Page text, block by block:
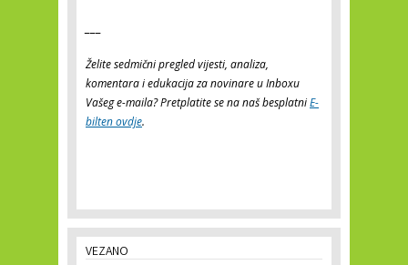
Želite sedmični pregled vijesti, analiza,
komentara i edukacija za novinare u Inboxu
Vašeg e-maila? Pretplatite se na naš besplatniE-
bilten ovdje.
VEZANO